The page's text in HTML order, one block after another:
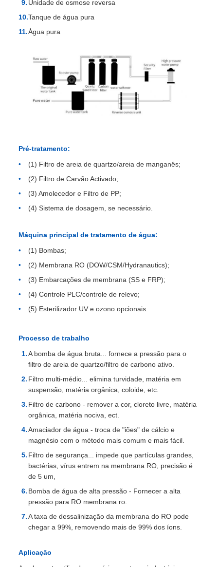
Unidade de osmose reversa
Tanque de água pura
Água pura
Pré-tratamento:
(1) Filtro de areia de quartzo/areia de manganês;
(2) Filtro de Carvão Activado;
(3) Amolecedor e Filtro de PP;
(4) Sistema de dosagem, se necessário.
Máquina principal de tratamento de água:
(1) Bombas;
(2) Membrana RO (DOW/CSM/Hydranautics);
(3) Embarcações de membrana (SS e FRP);
(4) Controle PLC/controle de relevo;
(5) Esterilizador UV e ozono opcionais.
Processo de trabalho
A bomba de água bruta... fornece a pressão para o
filtro de areia de quartzo/filtro de carbono ativo.
Filtro multi-médio... elimina turvidade, matéria em
suspensão, matéria orgânica, coloide, etc.
Filtro de carbono - remover a cor, cloreto livre, matéria
orgânica, matéria nociva, ect.
Amaciador de água - troca de "iões" de cálcio e
magnésio com o método mais comum e mais fácil.
Filtro de segurança... impede que partículas grandes,
bactérias, vírus entrem na membrana RO, precisão é
de 5 um,
Bomba de água de alta pressão - Fornecer a alta
pressão para RO membrana ro.
A taxa de dessalinização da membrana do RO pode
chegar a 99%, removendo mais de 99% dos íons.
Aplicação